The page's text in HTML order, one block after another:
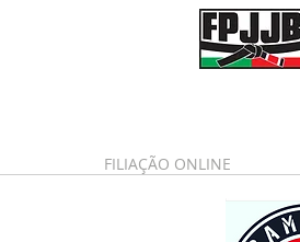
FILIAÇÃO ONLINE